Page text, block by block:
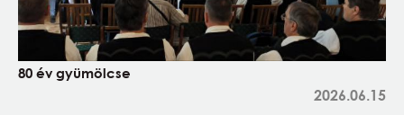
80 év gyümölcse
2026.06.15